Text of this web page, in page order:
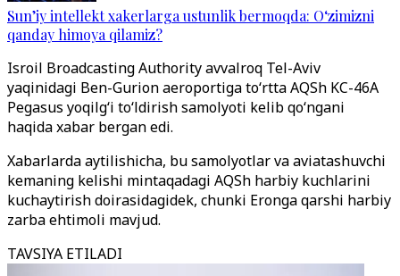
Sun’iy intellekt xakerlarga ustunlik bermoqda: O‘zimizni
qanday himoya qilamiz?
Isroil Broadcasting Authority avvalroq Tel-Aviv
yaqinidagi Ben-Gurion aeroportiga to‘rtta AQSh KC-46A
Pegasus yoqilg‘i to‘ldirish samolyoti kelib qo‘ngani
haqida xabar bergan edi.
Xabarlarda aytilishicha, bu samolyotlar va aviatashuvchi
kemaning kelishi mintaqadagi AQSh harbiy kuchlarini
kuchaytirish doirasidagidek, chunki Eronga qarshi harbiy
zarba ehtimoli mavjud.
TAVSIYA ETILADI